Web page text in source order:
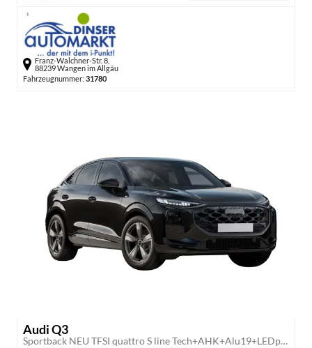
Franz-Walchner-Str. 8,
88239 Wangen im Allgäu
Fahrzeugnummer: 31780
Audi Q3
Sportback NEU TFSI quattro S line Tech+AHK+Alu19+LEDplus+KlimaPlus+ExtSchwarz